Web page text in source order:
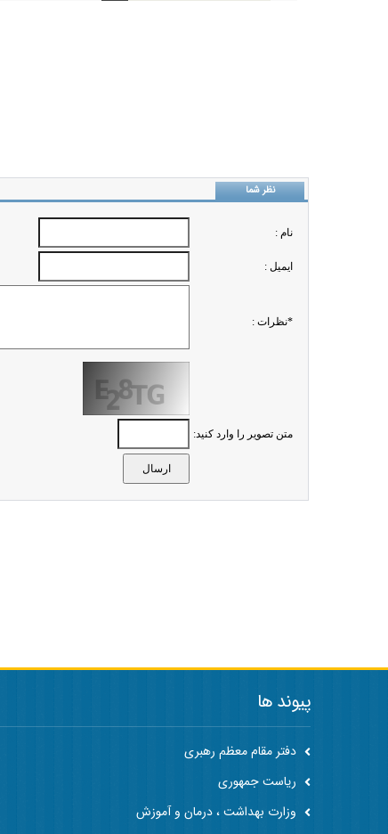
نظر شما
نام :
ايميل :
*نظرات :
متن تصویر را وارد کنید:
پیوند ها
دفتر مقام معظم رهبری
ریاست جمهوری
وزارت بهداشت ، درمان و آموزش